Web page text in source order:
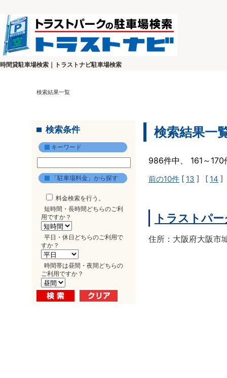
時間貸駐車場検索｜トラストナビ駐車場検索
検索結果一覧
検索条件
キーワード
「駐車場料金」から探す
料金検索を行う。
短時間・長時間どちらのご利
用ですか？
平日・休日どちらのご利用で
すか？
時間帯は昼間・夜間どちらの
ご利用ですか？
検索結果一
986件中、 161～
前の10件 [ 13 ] [ 14 ]
トラストパ
住所：大阪府大阪市